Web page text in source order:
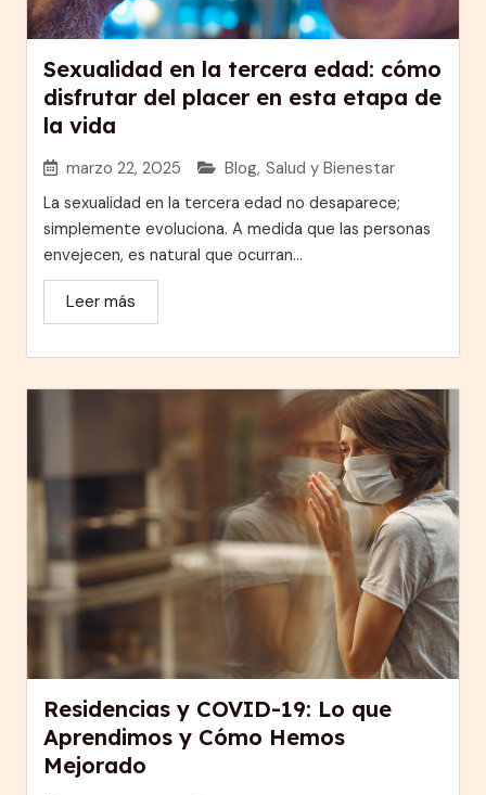
Sexualidad en la tercera edad: cómo
disfrutar del placer en esta etapa de
la vida
marzo 22, 2025 Blog, Salud y Bienestar
La sexualidad en la tercera edad no desaparece;
simplemente evoluciona. A medida que las personas
envejecen, es natural que ocurran...
Leer más
Residencias y COVID-19: Lo que
Aprendimos y Cómo Hemos
Mejorado